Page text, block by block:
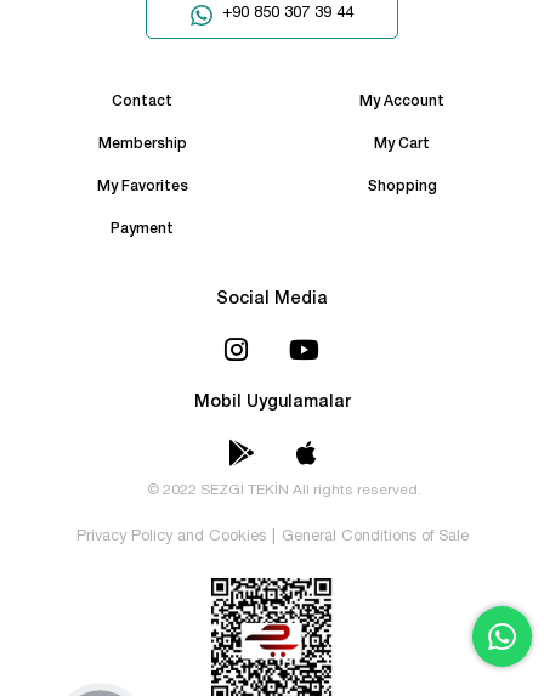
+90 850 307 39 44
Contact My Account
Membership My Cart
My Favorites Shopping
Payment
Social Media
Mobil Uygulamalar
© 2022 SEZGİ TEKİN All rights reserved.
Privacy Policy and Cookies General Conditions of Sale